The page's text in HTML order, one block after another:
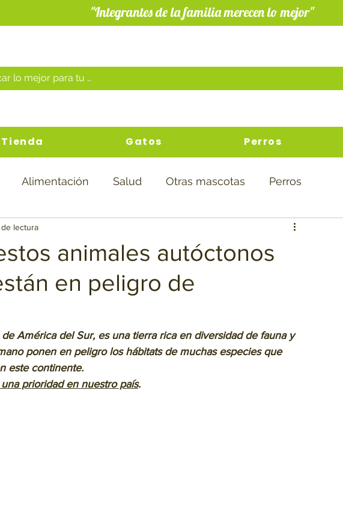
"Integrantes de la familia merecen lo mejor"
Tienda Gatos Perros
Alimentación Salud Otras mascotas Perros
animales autóctonos
en peligro de
lectura
América del Sur, es una tierra rica en diversidad de fauna y
ponen en peligro los hábitats de muchas especies que
este continente.
prioridad en nuestro país.